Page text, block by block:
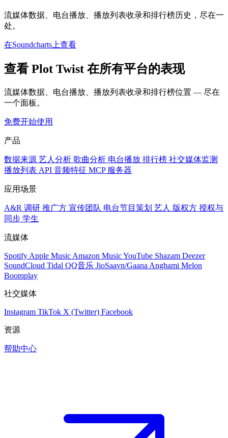
流媒体数据、电台播放、播放列表收录和排行榜历史，尽在一
处。
在Soundcharts上查看
查看 Plot Twist 在所有平台的表现
流媒体数据、电台播放、播放列表收录和排行榜位置 — 尽在
一个面板。
免费开始使用
产品
数据来源 艺人分析 歌曲分析 电台播放 排行榜 社交媒体监测
播放列表 API 音频特征 MCP 服务器
应用场景
A&R 调研 推广方 宣传团队 电台节目策划 艺人 版权方 授权与
同步 学生
流媒体
Spotify Apple Music Amazon MusicYouTube Shazam Deezer
SoundCloud Tidal QQ音乐 JioSaavn/Gaana Anghami Melon
Boomplay
社交媒体
Instagram TikTok X (Twitter) Facebook
资源
帮助中心